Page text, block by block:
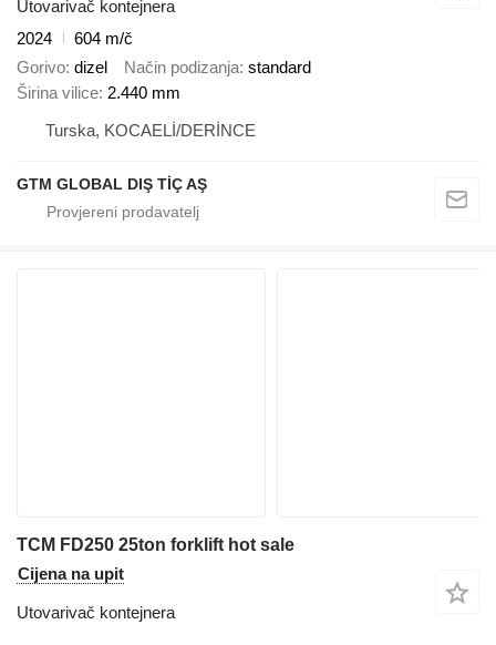
Utovarivač kontejnera
2024
604 m/č
Gorivo dizel Način podizanja standard
Širina vilice 2.440 mm
Turska, KOCAELİ/DERİNCE
GTM GLOBAL DIŞ TİÇ AŞ
TCM FD250 25ton forklift hot sale
Cijena na upit
Utovarivač kontejnera